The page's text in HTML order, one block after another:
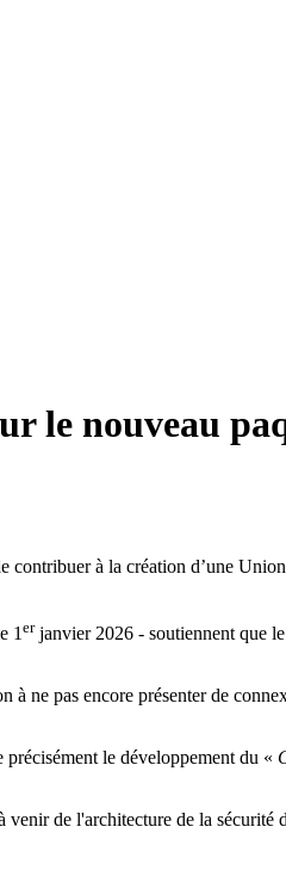
le nouveau
à la création d’une
1 erjanvier 2026 - soutiennent que
ne pas encore présenter de
le développement du «
venir de l'architecture de la